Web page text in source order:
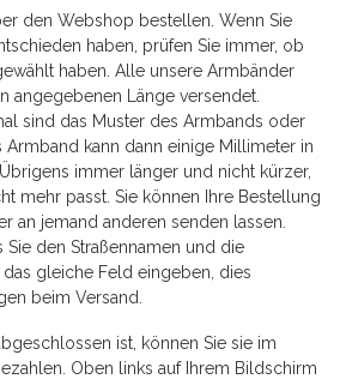
den Webshop bestellen. Wenn Sie
haben, prüfen Sie immer, ob
haben. Alle unsere Armbänder
angegebenen Länge versendet.
sind das Muster des Armbands oder
Armband kann dann einige Millimeter in
immer länger und nicht kürzer,
mehr passt. Sie können Ihre Bestellung
an jemand anderen senden lassen.
Sie den Straßennamen und die
gleiche Feld eingeben, dies
beim Versand.
ist, können Sie sie im
Oben links auf Ihrem Bildschirm